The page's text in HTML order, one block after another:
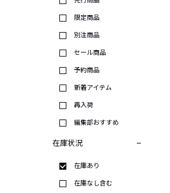
限定商品
別注商品
セール商品
予約商品
新着アイテム
再入荷
編集部おすすめ
在庫状況
在庫あり
在庫なし含む